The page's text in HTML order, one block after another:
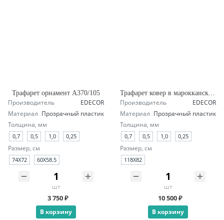
Трафарет орнамент А370/105
Производитель
EDECOR
Материал Прозрачный пластик
Толщина, мм
0,7 0,5 1,0 0,25
Размер, см
74Х72 60Х58.5
шт
3 750 ₽
В корзину
Трафарет ковер в марокканском стиле А145/1904
Производитель
EDECOR
Материал Прозрачный пластик
Толщина, мм
0,7 0,5 1,0 0,25
Размер, см
118X82
шт
10 500 ₽
В корзину